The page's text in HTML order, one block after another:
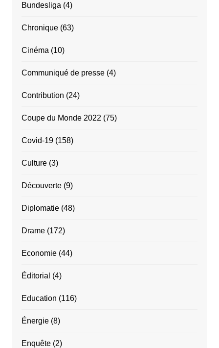
Bundesliga (4)
Chronique(63)
Cinéma (10)
Communiqué de presse(4)
Contribution (24)
Coupe du Monde 2022 (75)
Covid-19(158)
Culture(3)
Découverte(9)
Diplomatie(48)
Drame(172)
Economie(44)
Éditorial (4)
Education (116)
Énergie(8)
Enquête(2)